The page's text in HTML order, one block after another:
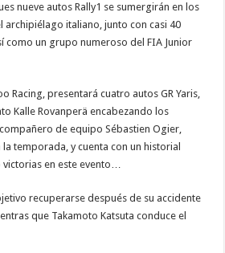
nueve autos Rally1 se sumergirán en los
archipiélago italiano, junto con casi 40
como un grupo numeroso del FIA Junior
Racing, presentará cuatro autos GR Yaris,
Kalle Rovanperä encabezando los
de equipo Sébastien Ogier,
temporada, y cuenta con un historial
en este evento…
recuperarse después de su accidente
que Takamoto Katsuta conduce el